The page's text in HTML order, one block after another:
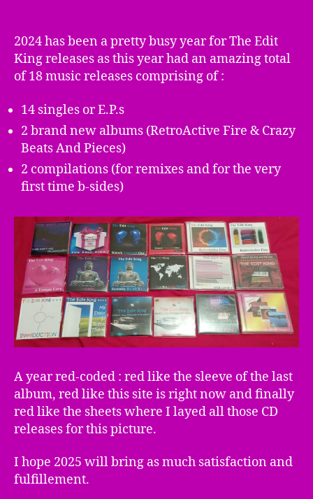
Hello
2024 has been a pretty busy year for The Edit
King releases as this year had an amazing total
of 18 music releases comprising of :
14 singles or E.P.s
2 brand new albums (RetroActive Fire & Crazy
Beats And Pieces)
2 compilations (for remixes and for the very
first time b-sides)
A year red-coded : red like the sleeve of the last
album, red like this site is right now and finally
red like the sheets where I layed all those CD
releases for this picture.
I hope 2025 will bring as much satisfaction and
fulfillement.